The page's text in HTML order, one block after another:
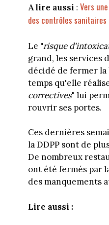
A lire aussi : Vers
des contrôles
Le "risque
grand, les services
décidé de fermer
temps qu'elle
correctives" lui
rouvrir ses portes.
Ces dernières
la DDPP sont de
De nombreux
ont été fermés par
des manquements
Lire aussi :